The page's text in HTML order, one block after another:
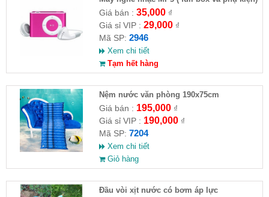
Giá bán : 35,000₫
Giá sỉ VIP : 29,000₫
Mã SP: 2946
Xem chi tiết
Tạm hết hàng
Nệm nước văn phòng 190x75cm
Giá bán : 195,000₫
Giá sỉ VIP : 190,000₫
Mã SP: 7204
Xem chi tiết
Giỏ hàng
Đầu vòi xịt nước có bơm áp lực